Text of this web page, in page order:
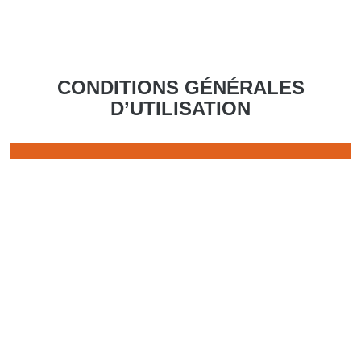
CONDITIONS GÉNÉRALES
D’UTILISATION